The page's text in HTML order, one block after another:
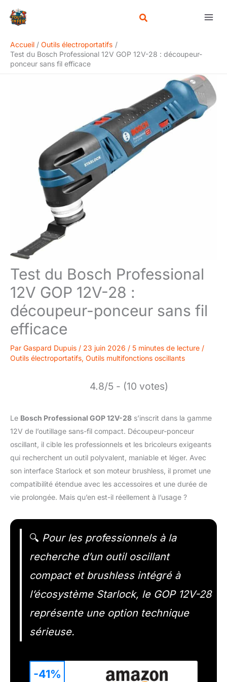
Accueil
Outils électroportatifs
Test du Bosch Professional 12V GOP 12V-28 : découpeur-
ponceur sans fil efficace
Test du Bosch Professional
12V GOP 12V-28 :
découpeur-ponceur sans fil
efficace
Par Gaspard Dupuis / 23 juin 2026 / 5 minutes de lecture /
Outils électroportatifs, Outils multifonctions oscillants
4.8/5 - (10 votes)
Le Bosch Professional GOP 12V-28 s’inscrit dans la gamme
12V de l’outillage sans-fil compact. Découpeur-ponceur
oscillant, il cible les professionnels et les bricoleurs exigeants
qui recherchent un outil polyvalent, maniable et léger. Avec
son interface Starlock et son moteur brushless, il promet une
compatibilité étendue avec les accessoires et une durée de
vie prolongée. Mais qu’en est-il réellement à l’usage ?
🔍 Pour les professionnels à la
recherche d’un outil oscillant
compact et brushless intégré à
l’écosystème Starlock, le GOP 12V-28
représente une option technique
sérieuse.
-41%